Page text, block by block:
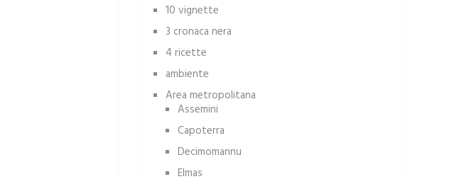
10 vignette
3 cronaca nera
4 ricette
ambiente
Area metropolitana
Assemini
Capoterra
Decimomannu
Elmas